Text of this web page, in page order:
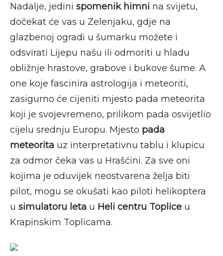
Nadalje, jedini spomenik himni na svijetu,
dočekat će vas u Zelenjaku, gdje na
glazbenoj ogradi u šumarku možete i
odsvirati Lijepu našu ili odmoriti u hladu
obližnje hrastove, grabove i bukove šume. A
one koje fascinira astrologija i meteoriti,
zasigurno će cijeniti mjesto pada meteorita
koji je svojevremeno, prilikom pada osvijetlio
cijelu srednju Europu. Mjesto pada
meteorita uz interpretativnu tablu i klupicu
za odmor čeka vas u Hrašćini. Za sve oni
kojima je oduvijek neostvarena želja biti
pilot, mogu se okušati kao piloti helikoptera
u simulatoru leta u Heli centru Toplice u
Krapinskim Toplicama.